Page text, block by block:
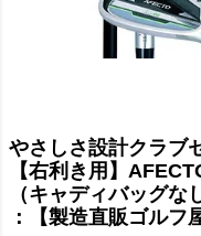
やさしさ設計クラブ
【右利き用】
（キャディバッグな
：【製造直販ゴルフ